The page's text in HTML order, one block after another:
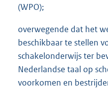
(WPO);
overwegende dat het
beschikbaar te stellen
schakelonderwijs ter
Nederlandse taal op
voorkomen en